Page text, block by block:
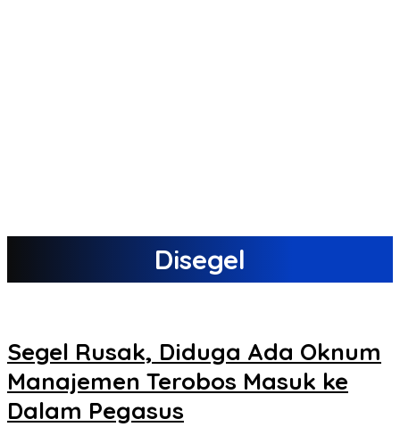
Disegel
Segel Rusak, Diduga Ada Oknum
Manajemen Terobos Masuk ke
Dalam Pegasus